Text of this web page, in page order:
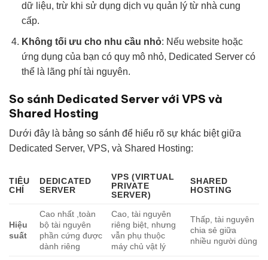
dữ liệu, trừ khi sử dụng dịch vụ quản lý từ nhà cung
cấp.
Không tối ưu cho nhu cầu nhỏ: Nếu website hoặc
ứng dụng của bạn có quy mô nhỏ, Dedicated Server có
thể là lãng phí tài nguyên.
So sánh Dedicated Server với VPS và
Shared Hosting
Dưới đây là bảng so sánh để hiểu rõ sự khác biệt giữa
Dedicated Server, VPS, và Shared Hosting:
TIÊU
CHÍ
DEDICATED
SERVER
VPS (VIRTUAL
PRIVATE
SERVER)
SHARED
HOSTING
Hiệu
suất
Cao nhất ,toàn
bộ tài nguyên
phần cứng được
dành riêng
Cao, tài nguyên
riêng biệt, nhưng
vẫn phụ thuộc
máy chủ vật lý
Thấp, tài nguyên
chia sẻ giữa
nhiều người dùng